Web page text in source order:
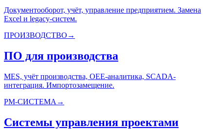
Документооборот, учёт, управление предприятием. Замена
Excel и legacy-систем.
ПРОИЗВОДСТВО →
ПО для производства
MES, учёт производства, OEE-аналитика, SCADA-
интеграция. Импортозамещение.
PM-СИСТЕМА →
Системы управления проектами